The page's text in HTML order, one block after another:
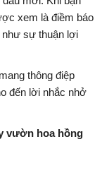
xem là điềm báo
như sự thuận lợi
thông điệp
đến lời nhắc nhở
vườn hoa hồng